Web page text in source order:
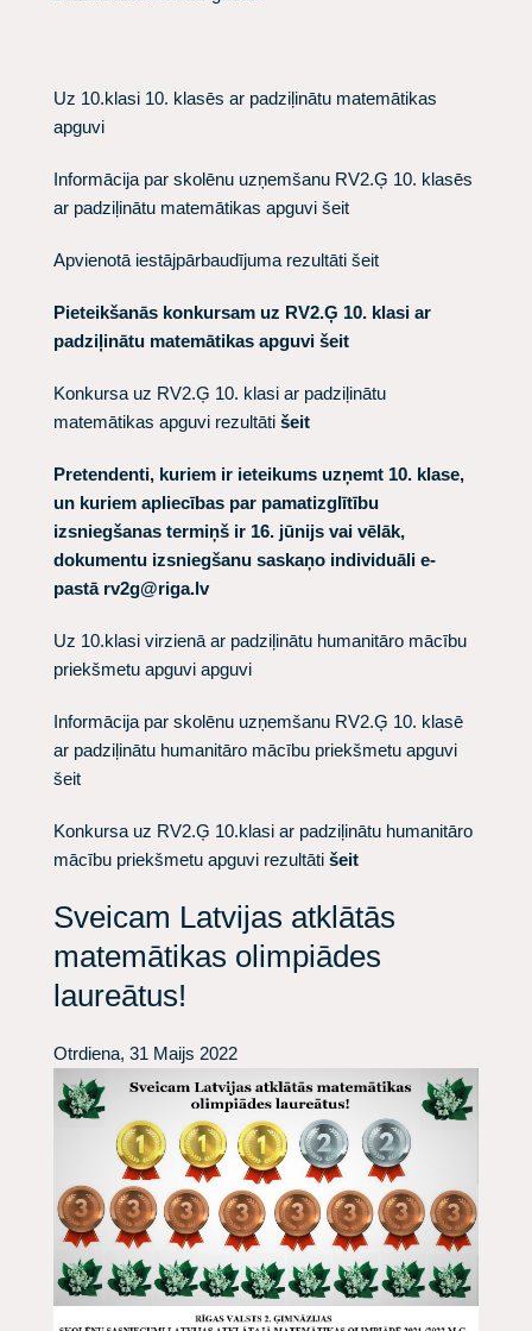
Uz 10.klasi 10. klasēs ar padziļinātu matemātikas
apguvi
Informācija par skolēnu uzņemšanu RV2.Ģ 10. klasēs
ar padziļinātu matemātikas apguvi šeit
Apvienotā iestājpārbaudījuma rezultāti šeit
Pieteikšanās konkursam uz RV2.Ģ 10. klasi ar
padziļinātu matemātikas apguvi šeit
Konkursa uz RV2.Ģ 10. klasi ar padziļinātu
matemātikas apguvi rezultāti šeit
Pretendenti, kuriem ir ieteikums uzņemt 10. klase,
un kuriem apliecības par pamatizglītību
izsniegšanas termiņš ir 16. jūnijs vai vēlāk,
dokumentu izsniegšanu saskaņo individuāli e-
pastā rv2g@riga.lv
Uz 10.klasi virzienā ar padziļinātu humanitāro mācību
priekšmetu apguvi apguvi
Informācija par skolēnu uzņemšanu RV2.Ģ 10. klasē
ar padziļinātu humanitāro mācību priekšmetu apguvi
šeit
Konkursa uz RV2.Ģ 10.klasi ar padziļinātu humanitāro
mācību priekšmetu apguvi rezultāti šeit
Sveicam Latvijas atklātās
matemātikas olimpiādes
laureātus!
Otrdiena, 31 Maijs 2022